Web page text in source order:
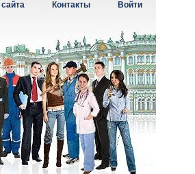
препятствий для преуспеяния рода
Войти
Контакты
сайта